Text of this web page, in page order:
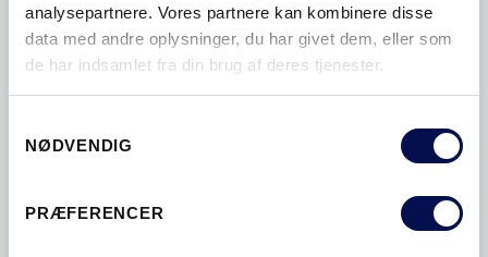
analysepartnere. Vores partnere kan kombinere disse
data med andre oplysninger, du har givet dem, eller som
de har indsamlet fra din brug af deres tjenester.
NØDVENDIG
PRÆFERENCER
INDBRUDSSIKKERHED
INDVENDIGE DØRE
ISOLERING
LAVENERGIDØRE
MASSIVE DØRE